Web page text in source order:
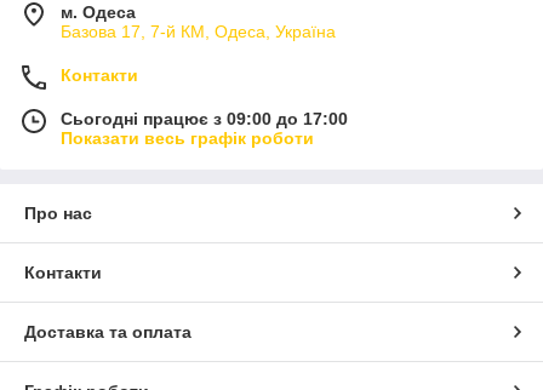
м. Одеса
Базова 17, 7-й КМ, Одеса, Україна
Контакти
Сьогодні працює з 09:00 до 17:00
Показати весь графік роботи
Про нас
Контакти
Доставка та оплата